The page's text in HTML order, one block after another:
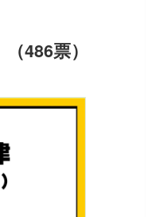
486票）